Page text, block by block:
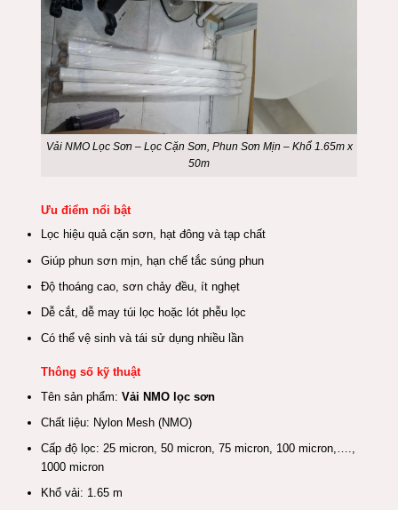
Vải NMO Lọc Sơn – Lọc Cặn Sơn, Phun Sơn Mịn – Khổ 1.65m x
50m
Ưu điểm nổi bật
Lọc hiệu quả cặn sơn, hạt đông và tạp chất
Giúp phun sơn mịn, hạn chế tắc súng phun
Độ thoáng cao, sơn chảy đều, ít nghẹt
Dễ cắt, dễ may túi lọc hoặc lót phễu lọc
Có thể vệ sinh và tái sử dụng nhiều lần
Thông số kỹ thuật
Tên sản phẩm: Vải NMO lọc sơn
Chất liệu: Nylon Mesh (NMO)
Cấp độ lọc: 25 micron, 50 micron, 75 micron, 100 micron,….,
1000 micron
Khổ vải: 1.65 m